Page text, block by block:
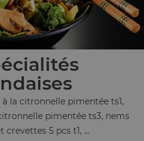
la citronnelle pimentée ts1,
pimentée ts3, nems
5 pcs t1, ...